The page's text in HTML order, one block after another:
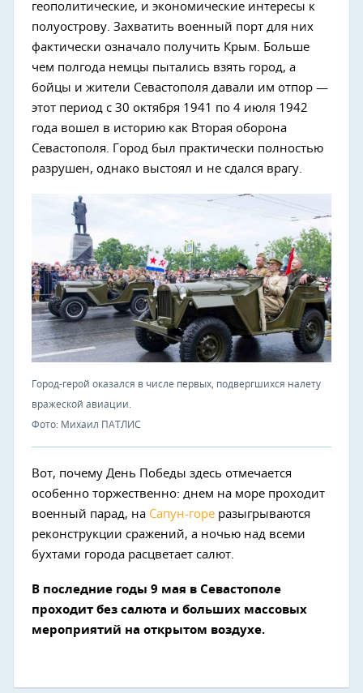
геополитические, и экономические интересы к
полуострову. Захватить военный порт для них
фактически означало получить Крым. Больше
чем полгода немцы пытались взять город, а
бойцы и жители Севастополя давали им отпор —
этот период с 30 октября 1941 по 4 июля 1942
года вошел в историю как Вторая оборона
Севастополя. Город был практически полностью
разрушен, однако выстоял и не сдался врагу.
Город-герой оказался в числе первых, подвергшихся налету
вражеской авиации.
Фото: Михаил ПАТЛИС
Вот, почему День Победы здесь отмечается
особенно торжественно: днем на море проходит
военный парад, на Сапун-горе разыгрываются
реконструкции сражений, а ночью над всеми
бухтами города расцветает салют.
В последние годы 9 мая в Севастополе
проходит без салюта и больших массовых
мероприятий на открытом воздухе.